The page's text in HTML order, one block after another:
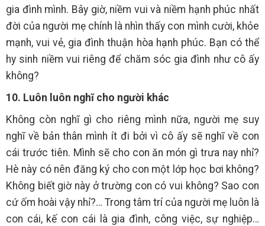
gia đình mình. Bây giờ, niềm vui và niềm hạnh phúc nhất
đời của người mẹ chính là nhìn thấy con mình cười, khỏe
mạnh, vui vẻ, gia đình thuận hòa hạnh phúc. Bạn có thể
hy sinh niềm vui riêng để chăm sóc gia đình như cô ấy
không?
10. Luôn luôn nghĩ cho người khác
Không còn nghĩ gì cho riêng mình nữa, người mẹ suy
nghĩ về bản thân mình ít đi bởi vì cô ấy sẽ nghĩ về con
cái trước tiên. Mình sẽ cho con ăn món gì trưa nay nhỉ?
Hè này có nên đăng ký cho con một lớp học bơi không?
Không biết giờ này ở trường con có vui không? Sao con
cứ ốm hoài vậy nhỉ?… Trong tâm trí của người mẹ luôn là
con cái, kế con cái là gia đình, công việc, sự nghiệp…